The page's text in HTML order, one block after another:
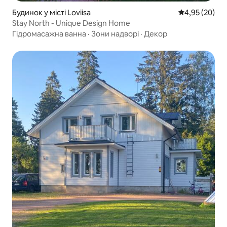
Будинок у місті Loviisa Середня
4,95 (20)
Stay North - Unique Design Home
Гідромасажна ванна · Зони надворі · Декор